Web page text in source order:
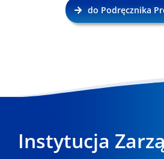
do Podręcznika
Instytucja